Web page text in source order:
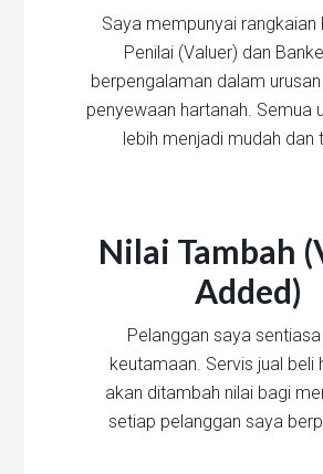
Saya mempunyai rangkaian
Penilai (Valuer) dan
berpengalaman dalam
penyewaan hartanah. Semua
lebih menjadi mudah dan
Nilai Tambah
Added)
Pelanggan saya sentiasa
keutamaan. Servis jual beli
akan ditambah nilai bagi
setiap pelanggan saya